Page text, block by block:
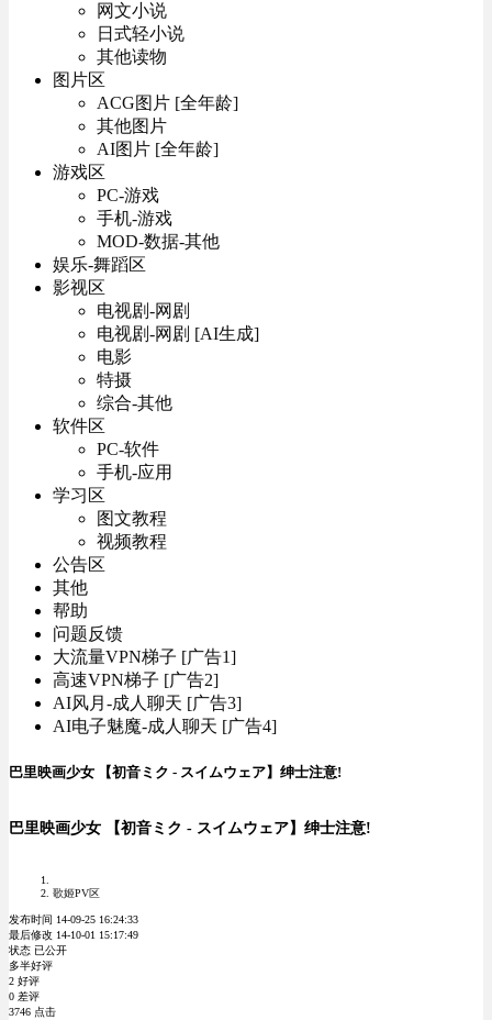
网文小说
日式轻小说
其他读物
图片区
ACG图片 [全年龄]
其他图片
AI图片 [全年龄]
游戏区
PC-游戏
手机-游戏
MOD-数据-其他
娱乐-舞蹈区
影视区
电视剧-网剧
电视剧-网剧 [AI生成]
电影
特摄
综合-其他
软件区
PC-软件
手机-应用
学习区
图文教程
视频教程
公告区
其他
帮助
问题反馈
大流量VPN梯子 [广告1]
高速VPN梯子 [广告2]
AI风月-成人聊天 [广告3]
AI电子魅魔-成人聊天 [广告4]
巴里映画少女 【初音ミク - スイムウェア】绅士注意!
巴里映画少女 【初音ミク - スイムウェア】绅士注意!
歌姬PV区
发布时间 14-09-25 16:24:33
最后修改 14-10-01 15:17:49
状态 已公开
多半好评
2 好评
0 差评
3746 点击